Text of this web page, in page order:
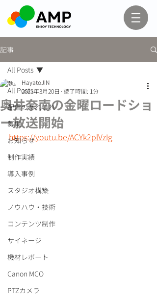
記事
All Posts
配信のあれこれ
募集
お知らせ
制作実績
導入事例
スタジオ構築
ノウハウ・技術
コンテンツ制作
サイネージ
機材レポート
Canon MCO
PTZカメラ
All Posts
奥井奈南の金曜ロードショ
ー放送開始
HayatoJIN
2021年3月20日 読了時間: 1分
https://youtu.be/ACYk2plVzIg